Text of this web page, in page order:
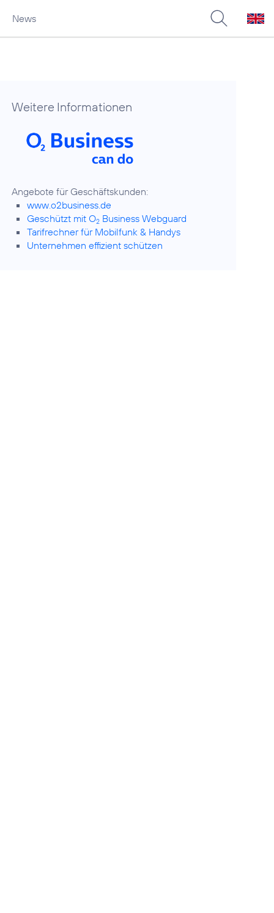
News
Weitere Informationen
www.o2business.de
Geschützt mit O2 Business Webguard
Tarifrechner für Mobilfunk & Handys
Unternehmen effizient schützen